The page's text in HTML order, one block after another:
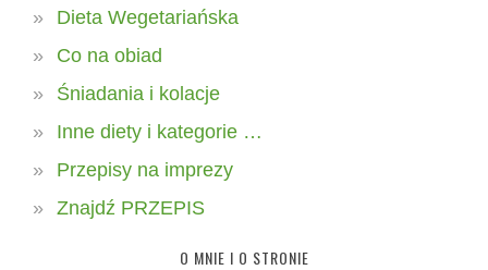
Dieta Wegetariańska
Co na obiad
Śniadania i kolacje
Inne diety i kategorie …
Przepisy na imprezy
Znajdź PRZEPIS
O MNIE I O STRONIE